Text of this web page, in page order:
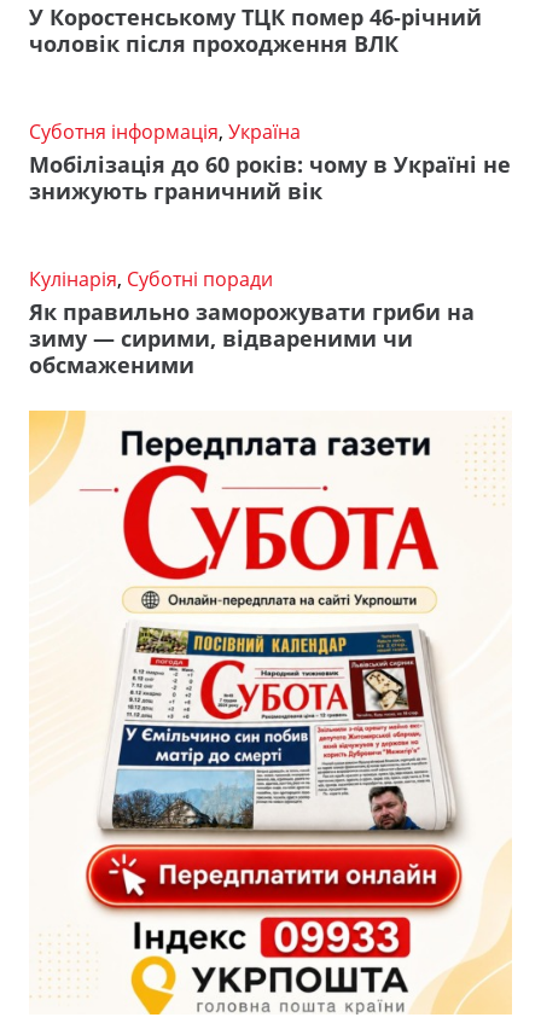
У Коростенському ТЦК помер 46-річний
чоловік після проходження ВЛК
Суботня інформація, Україна
Мобілізація до 60 років: чому в Україні не
знижують граничний вік
Кулінарія, Суботні поради
Як правильно заморожувати гриби на
зиму — сирими, відвареними чи
обсмаженими